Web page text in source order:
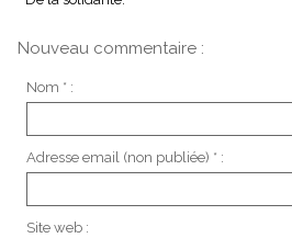
Nouveau commentaire :
Nom * :
Adresse email (non publiée) * :
Site web :